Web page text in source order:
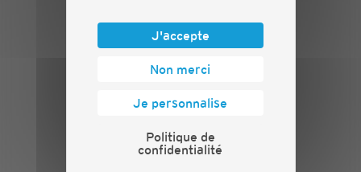
ANNONCEUR
Exposer
RÉSEAUX SOCIAUX
rendre le site
plus clair, plus
utile et plus
besoins.
J'accepte
Non merci
Je personnalise
Politique de
confidentialité